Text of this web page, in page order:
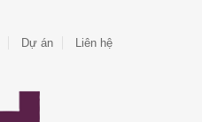
Dự án Liên hệ